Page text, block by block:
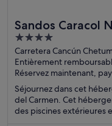
Sandos Caracol
Park All Inclusive
4
out
of
5
Carretera Cancún
Entièrement
Réservez maintenant,
Séjournez dans cet
del Carmen. Cet
des piscines extérieures